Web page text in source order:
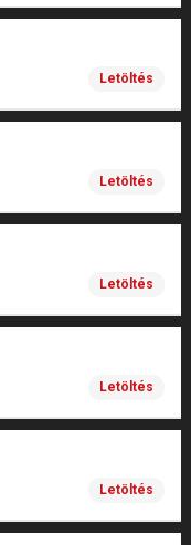
Letöltés
Letöltés
Letöltés
Letöltés
Letöltés